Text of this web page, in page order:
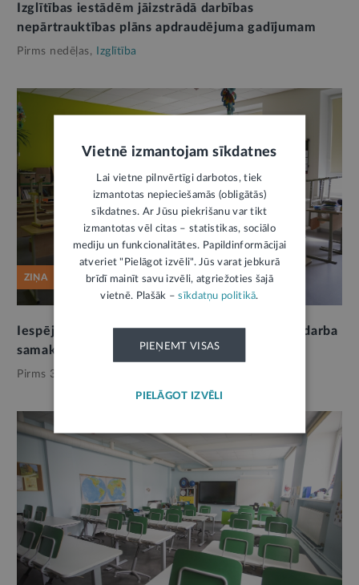
Izglītības iestādēm jāizstrādā darbības
nepārtrauktības plāns apdraudējuma gadījumam
Pirms nedēļas, Izglītība
ZIŅA
Iespēja izteikt viedokli par plānoto pedagogu darba
samaksas un darba slodzes regulējumu
Pirms 3 nedēļām,
Vietnē izmantojam sīkdatnes
Lai vietne pilnvērtīgi darbotos, tiek
izmantotas nepieciešamās (obligātās)
sīkdatnes. Ar Jūsu piekrišanu var tikt
izmantotas vēl citas – statistikas, sociālo
mediju un funkcionalitātes. Papildinformācijai
atveriet "Pielāgot izvēli". Jūs varat jebkurā
brīdī mainīt savu izvēli, atgriežoties šajā
vietnē. Plašāk –sīkdatņu politikā.
PIEŅEMT VISAS
PIELĀGOT IZVĒLI